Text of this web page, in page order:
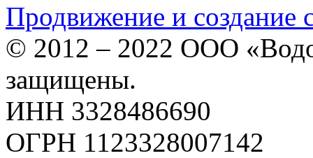
Продвижение и создание
© 2012 – 2022 ООО
защищены.
ИНН 3328486690
ОГРН 1123328007142